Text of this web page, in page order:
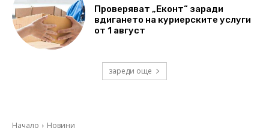
Проверяват „Еконт“ заради
вдигането на куриерските услуги
от 1 август
зареди още